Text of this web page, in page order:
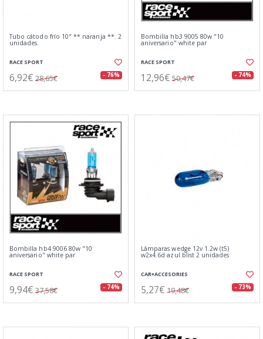
Tubo cátodo frío 10" ** naranja **. 2
unidades.
RACE SPORT
6,92€ 28,65€ - 76%
Bombilla hb3 9005 80w "10
aniversario" white par
RACE SPORT
12,96€ 50,47€ - 74%
Bombilla hb4 9006 80w "10
aniversario" white par
RACE SPORT
9,94€ 37,58€ - 74%
Lámparas wedge 12v 1.2w (t5)
w2x4.6d azul.blist 2 unidades
CAR+ACCESORIES
5,27€ 19,48€ - 73%